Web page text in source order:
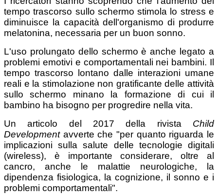
tempo trascorso sullo schermo stimola lo stress e
diminuisce la capacità dell'organismo di produrre
melatonina, necessaria per un buon sonno.
L'uso prolungato dello schermo è anche legato a
problemi emotivi e comportamentali nei bambini. Il
tempo trascorso lontano dalle interazioni umane
reali e la stimolazione non gratificante delle attività
sullo schermo minano la formazione di cui il
bambino ha bisogno per progredire nella vita.
Un articolo del 2017 della rivista Child
Developmentavverte che "per quanto riguarda le
implicazioni sulla salute delle tecnologie digitali
(wireless), è importante considerare, oltre al
cancro, anche le malattie neurologiche, la
dipendenza fisiologica, la cognizione, il sonno e i
problemi comportamentali".